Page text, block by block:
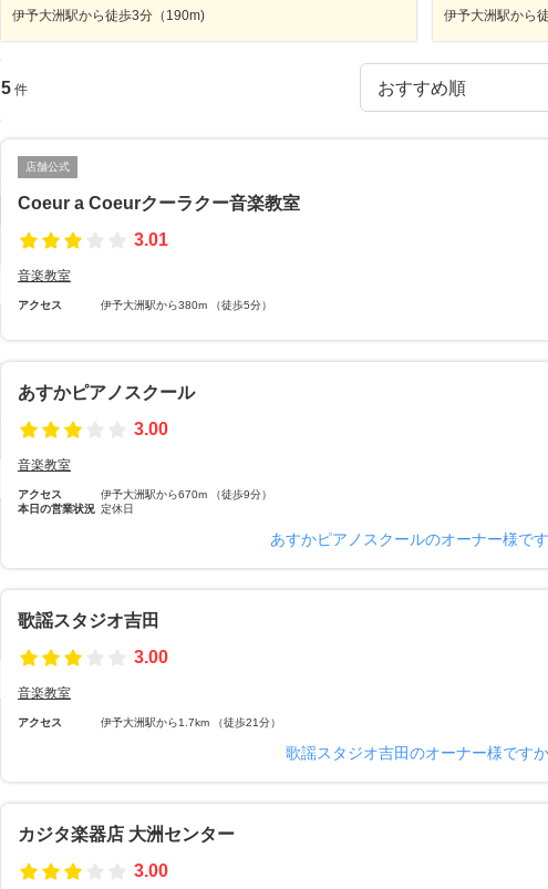
伊予大洲駅から徒歩3分（190m) 伊予大洲駅から
5 件
店舗公式
Coeur a Coeurクーラクー音楽教室
3.01
音楽教室
アクセス 伊予大洲駅から380m （徒歩5分）
あすかピアノスクール
3.00
音楽教室
アクセス
伊予大洲駅から670m （徒歩9分）
本日の営業状況 定休日
あすかピアノスクールのオーナー様で
歌謡スタジオ吉田
3.00
音楽教室
アクセス 伊予大洲駅から1.7km （徒歩21分）
歌謡スタジオ吉田のオーナー様です
カジタ楽器店 大洲センター
3.00